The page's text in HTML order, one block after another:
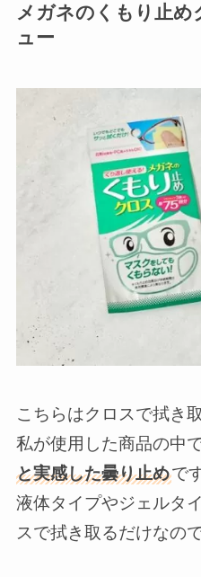
メガネのくもり止
ュー
こちらはクロスで拭き
私が使用した商品の中で
と実感した曇り止めで
液体タイプやジェルタ
スで拭き取るだけなの